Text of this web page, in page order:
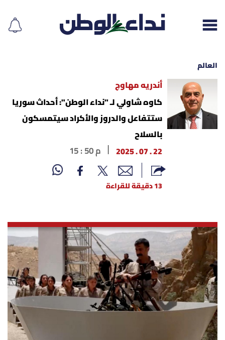
إقرأ الجريدة
لبنان
أسرار
متفرقات
نداء القرّاء
خاص الموقع
العالم
أندريه مهاوج
كاوه شاولي لـ "نداء الوطن": أحداث سوريا
ستتفاعل والدروز والأكراد سيتمسكون
بالسلاح
22 . 07 . 2025
15 : 50 م
13 دقيقة للقراءة